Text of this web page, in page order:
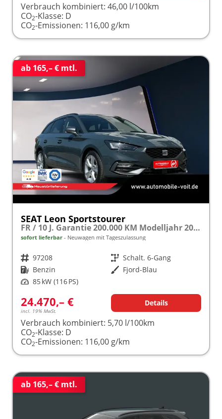
Verbrauch kombiniert: 46,00 l/100km
CO2-Klasse: D
CO2-Emissionen: 116,00 g/km
ab 165,– € mtl.
SEAT Leon Sportstourer
FR / 10 J. Garantie 200.000 KM Modelljahr 2027 1.5 TSI 115PS Garantie/KAMERA/AHK/17"/NAVI
sofort lieferbar Neuwagen mit Tageszulassung
Fahrzeugnr. 97208 Getriebe Schalt. 6-Gang
Kraftstoff Benzin Außenfarbe Fjord-Blau
Leistung 85 kW (116 PS)
24.470,– €
incl. 19% MwSt.
Details
Verbrauch kombiniert: 5,70 l/100km
CO2-Klasse: D
CO2-Emissionen: 116,00 g/km
ab 165,– € mtl.